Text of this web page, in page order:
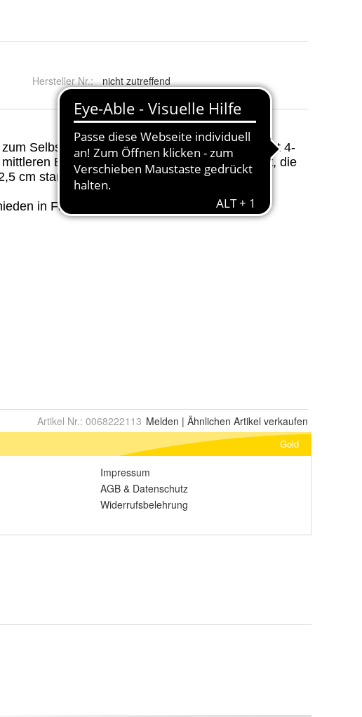
Hersteller Nr.: nicht zutreffend
Artikel Nr.: 0068222113 Melden | Ähnlichen Artikel verkaufen
Gold
Impressum
AGB & Datenschutz
Widerrufsbelehrung